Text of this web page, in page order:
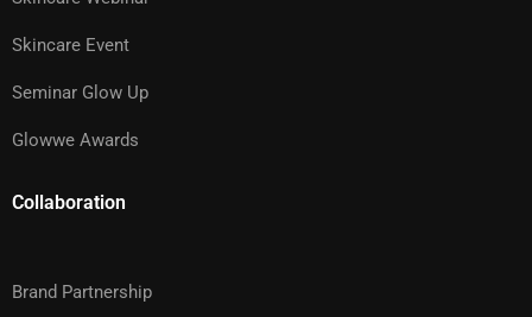
Skincare Event
Seminar Glow Up
Glowwe Awards
Collaboration
Brand Partnership